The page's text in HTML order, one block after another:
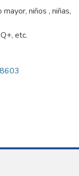
niños , niñas,
etc.